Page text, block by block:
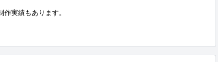
実績もあります。